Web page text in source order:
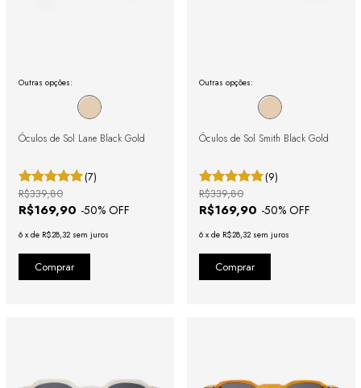
Outras opções:
Óculos de Sol Lane Black Gold
(7)
R$169,90 -50% OFF
R$339,80
6 x de R$28,32 sem juros
Outras opções:
Óculos de Sol Smith Black Gold
(9)
R$169,90 -50% OFF
R$339,80
6 x de R$28,32 sem juros